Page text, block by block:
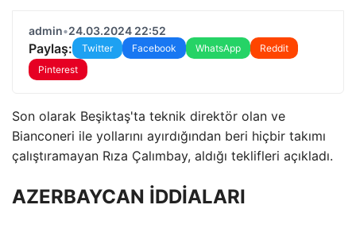
admin•24.03.2024 22:52
Paylaş: Twitter Facebook WhatsApp
Reddit
Pinterest
Son olarak Beşiktaş'ta teknik direktör olan ve
Bianconeri ile yollarını ayırdığından beri hiçbir takımı
çalıştıramayan Rıza Çalımbay, aldığı teklifleri açıkladı.
AZERBAYCAN İDDİALARI